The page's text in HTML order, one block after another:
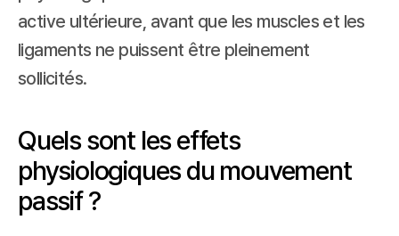
active ultérieure, avant que les muscles et les
ligaments ne puissent être pleinement
sollicités.
Quels sont les effets
physiologiques du mouvement
passif ?